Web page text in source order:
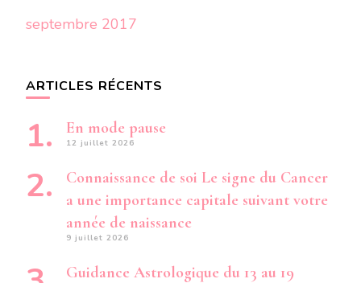
septembre 2017
ARTICLES RÉCENTS
En mode pause
12 juillet 2026
Connaissance de soi Le signe du Cancer
a une importance capitale suivant votre
année de naissance
9 juillet 2026
Guidance Astrologique du 13 au 19